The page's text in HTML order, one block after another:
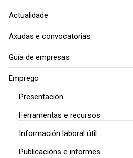
Actualidade
Axudas e convocatorias
Guía de empresas
Emprego
Presentación
Ferramentas e recursos
Información laboral útil
Publicacións e informes